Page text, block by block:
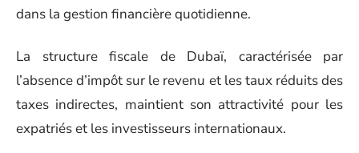
dans la gestion financière quotidienne.
La structure fiscale de Dubaï, caractérisée par
l’absence d’impôt sur le revenu et les taux réduits des
taxes indirectes, maintient son attractivité pour les
expatriés et les investisseurs internationaux.